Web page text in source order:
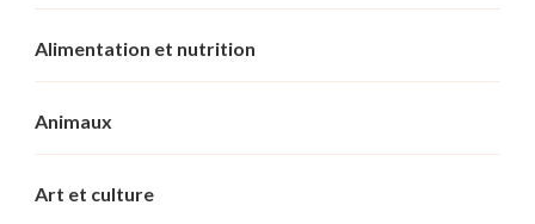
Alimentation et nutrition
Animaux
Art et culture